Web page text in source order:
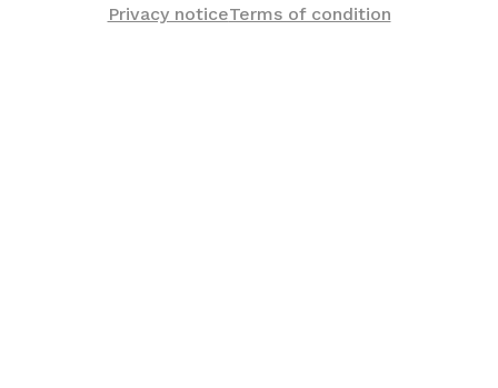
Privacy noticeTerms of condition